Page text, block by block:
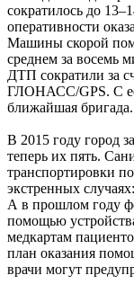
сократилось до
оперативности
Машины скорой
среднем за восемь
ДТП сократили за
ГЛОНАСС/GPS. С
ближайшая бригада.
В 2015 году город
теперь их пять.
транспортировки
экстренных
А в прошлом году
помощью
медкартам
план оказания
врачи могут